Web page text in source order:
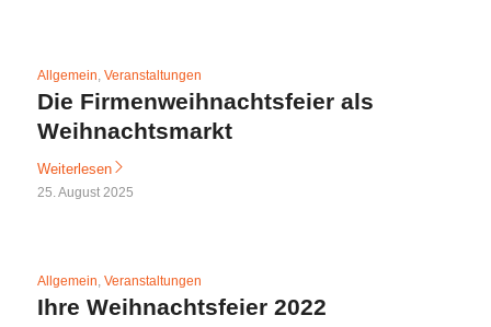
Allgemein Veranstaltungen
Die Firmenweihnachtsfeier als
Weihnachtsmarkt
Weiterlesen
25. August 2025
Allgemein Veranstaltungen
Ihre Weihnachtsfeier 2022